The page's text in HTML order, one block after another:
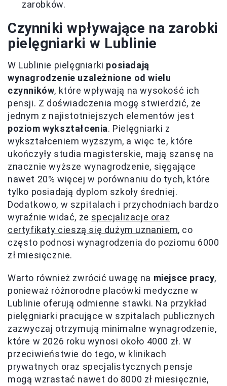
zarobków.
Czynniki wpływające na zarobki
pielęgniarki w Lublinie
W Lublinie pielęgniarki posiadają
wynagrodzenie uzależnione od wielu
czynników, które wpływają na wysokość ich
pensji. Z doświadczenia mogę stwierdzić, że
jednym z najistotniejszych elementów jest
poziom wykształcenia. Pielęgniarki z
wykształceniem wyższym, a więc te, które
ukończyły studia magisterskie, mają szansę na
znacznie wyższe wynagrodzenie, sięgające
nawet 20% więcej w porównaniu do tych, które
tylko posiadają dyplom szkoły średniej.
Dodatkowo, w szpitalach i przychodniach bardzo
wyraźnie widać, że specjalizacje oraz
certyfikaty cieszą się dużym uznaniem, co
często podnosi wynagrodzenia do poziomu 6000
zł miesięcznie.
Warto również zwrócić uwagę na miejsce pracy,
ponieważ różnorodne placówki medyczne w
Lublinie oferują odmienne stawki. Na przykład
pielęgniarki pracujące w szpitalach publicznych
zazwyczaj otrzymują minimalne wynagrodzenie,
które w 2026 roku wynosi około 4000 zł. W
przeciwieństwie do tego, w klinikach
prywatnych oraz specjalistycznych pensje
mogą wzrastać nawet do 8000 zł miesięcznie,